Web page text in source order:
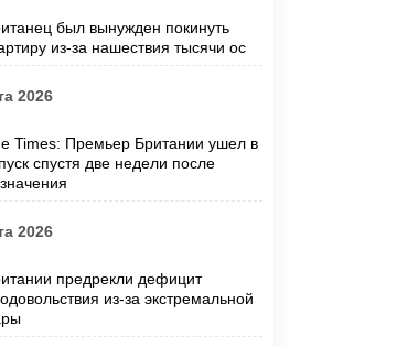
был вынужден покинуть
из-за нашествия тысячи ос
2026
Times: Премьер Британии ушел в
спустя две недели после
2026
предрекли дефицит
из-за экстремальной